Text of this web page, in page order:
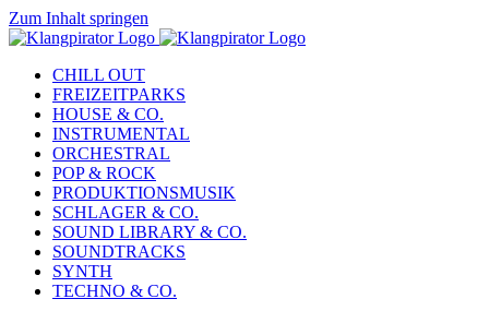
Zum Inhalt springen
CHILL OUT
FREIZEITPARKS
HOUSE & CO.
INSTRUMENTAL
ORCHESTRAL
POP & ROCK
PRODUKTIONSMUSIK
SCHLAGER & CO.
SOUND LIBRARY & CO.
SOUNDTRACKS
SYNTH
TECHNO & CO.